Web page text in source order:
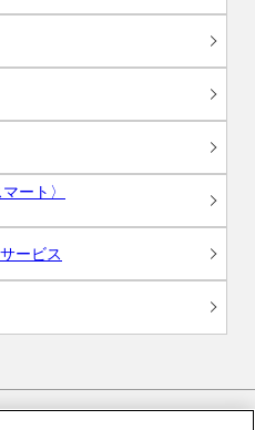
ート〉
ービス